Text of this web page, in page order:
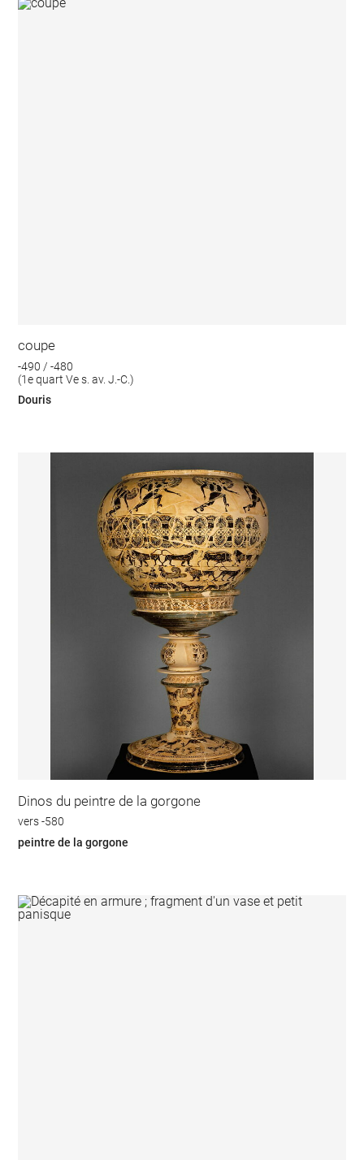
coupe
-490 / -480
(1e quart Ve s. av. J.-C.)
Douris
Dinos du peintre de la gorgone
vers -580
peintre de la gorgone